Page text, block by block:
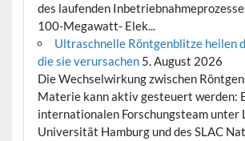
des laufenden
100-Megawatt- Elek...
Ultraschnelle Röntgenblitze heilen
die sie verursachen 5. August 2026
Die Wechselwirkung zwischen
Materie kann aktiv gesteuert werden:
internationalen Forschungsteam unter
Universität Hamburg und des SLAC